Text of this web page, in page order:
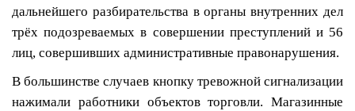
дальнейшего разбирательства в органы внутренних дел
трёх подозреваемых в совершении преступлений и 56
лиц, совершивших административные правонарушения.
В большинстве случаев кнопку тревожной сигнализации
нажимали работники объектов торговли. Магазинные